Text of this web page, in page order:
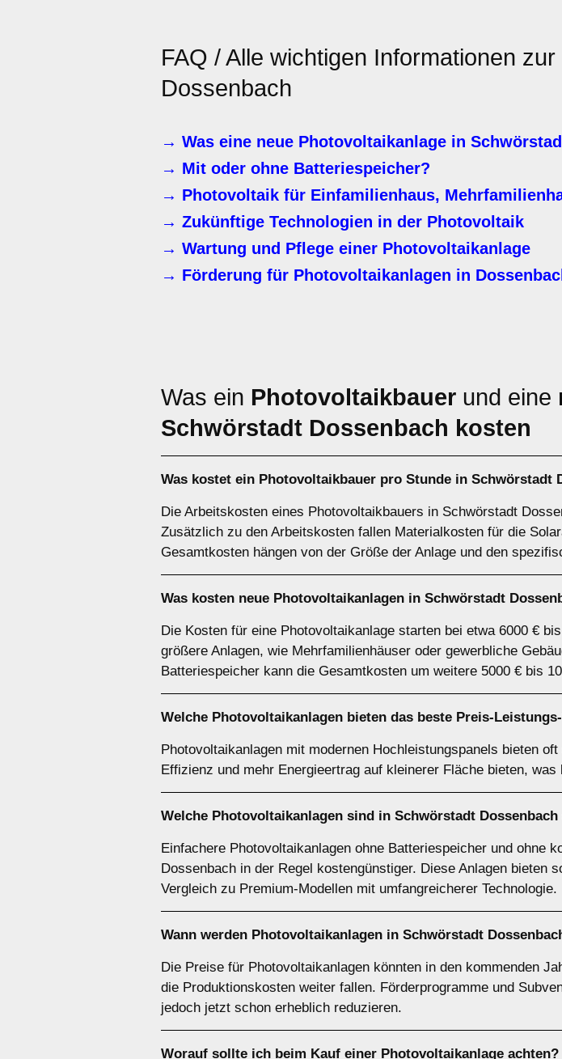
FAQ / Alle wichtigen Informationen zur
Dossenbach
→ Was eine neue Photovoltaikanlage in
→ Mit oder ohne Batteriespeicher?
→ Photovoltaik für Einfamilienhaus,
→ Zukünftige Technologien in der Photovoltaik
→ Wartung und Pflege einer Photovoltaikanlage
→ Förderung für Photovoltaikanlagen in
Was ein Photovoltaikbauer und eine
Schwörstadt Dossenbach kosten
Was kostet ein Photovoltaikbauer pro Stunde in Schwörstadt
Die Arbeitskosten eines Photovoltaikbauers in Schwörstadt
Zusätzlich zu den Arbeitskosten fallen Materialkosten für die
Gesamtkosten hängen von der Größe der Anlage und den
Was kosten neue Photovoltaikanlagen in Schwörstadt
Die Kosten für eine Photovoltaikanlage starten bei etwa 6000 €
größere Anlagen, wie Mehrfamilienhäuser oder gewerbliche
Batteriespeicher kann die Gesamtkosten um weitere 5000 € bis
Welche Photovoltaikanlagen bieten das beste Preis-
Photovoltaikanlagen mit modernen Hochleistungspanels bieten
Effizienz und mehr Energieertrag auf kleinerer Fläche bieten,
Welche Photovoltaikanlagen sind in Schwörstadt
Einfachere Photovoltaikanlagen ohne Batteriespeicher und ohne
Dossenbach in der Regel kostengünstiger. Diese Anlagen bieten
Vergleich zu Premium-Modellen mit umfangreicherer Technologie.
Wann werden Photovoltaikanlagen in Schwörstadt
Die Preise für Photovoltaikanlagen könnten in den kommenden
die Produktionskosten weiter fallen. Förderprogramme und
jedoch jetzt schon erheblich reduzieren.
Worauf sollte ich beim Kauf einer Photovoltaikanlage achten?